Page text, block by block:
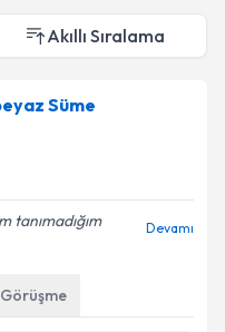
Akıllı Sıralama
Süme
tanımadığım
Devamı